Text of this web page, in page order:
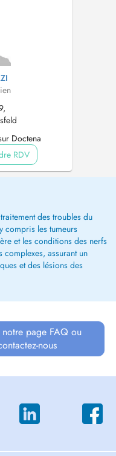
Doctena
RDV
des troubles du
compris les tumeurs
et les conditions des nerfs
assurant un
et des lésions des
page FAQ ou
nous